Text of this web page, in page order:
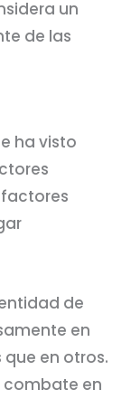
un
de las
ha visto
de
en
que en otros.
combate en